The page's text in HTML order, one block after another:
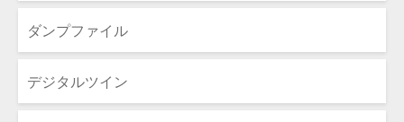
ダンプファイル
デジタルツイン